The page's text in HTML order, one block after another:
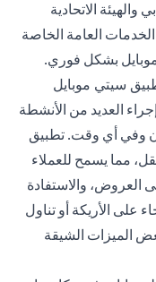
الاتحادية
الخدمات العامة الخاصة
بشكل فوري.
سيتي موبايل
العديد من الأنشطة
وفي أي وقت. تطبيق
مما يسمح للعملاء
العروض، والاستفادة
على الأريكة أو تناول
الميزات الشيقة